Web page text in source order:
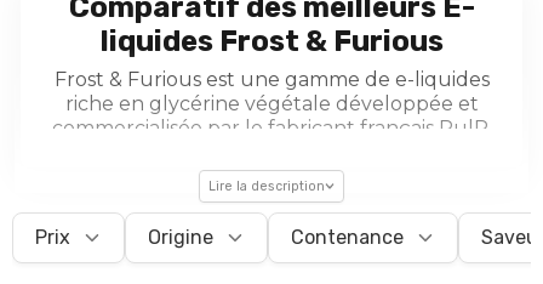
Comparatif des meilleurs E-
liquides Frost & Furious
Frost & Furious est une gamme de e-liquides
riche en glycérine végétale développée et
commercialisée par le fabricant français PulP.
aux saveurs fruitées et fraîcheurs, la collection
se base sur des formules glacées mélangées
avec des jus en tous genres. Puissants, les e-
liquides de la série sont conçus pour un coup
Lire la description
Prix Origine Contenance